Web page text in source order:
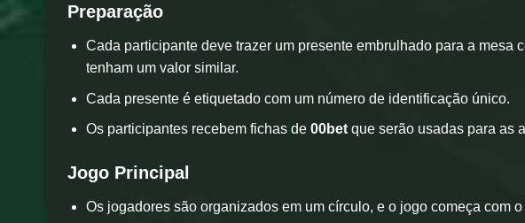
Preparação
Cada participante deve trazer um presente embrulhado para a mesa
tenham um valor similar.
Cada presente é etiquetado com um número de identificação único.
Os participantes recebem fichas de 00betque serão usadas para as
Jogo Principal
Os jogadores são organizados em um círculo, e o jogo começa com